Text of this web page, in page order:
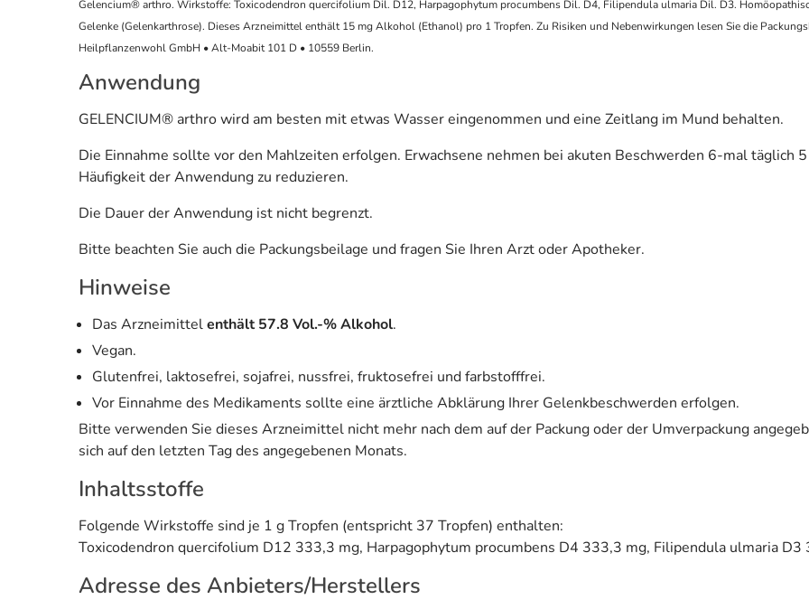
Gelencium® arthro. Wirkstoffe: Toxicodendron quercifolium Dil. D12, Harpagophytum procumbens Dil. D4, Filipendula ulmaria Dil. D3.
Gelenke (Gelenkarthrose). Dieses Arzneimittel enthält 15 mg Alkohol (Ethanol) pro 1 Tropfen. Zu Risiken und Nebenwirkungen lesen Sie die
Heilpflanzenwohl GmbH • Alt-Moabit 101 D • 10559 Berlin.
Anwendung
GELENCIUM® arthro wird am besten mit etwas Wasser eingenommen und eine Zeitlang im Mund behalten.
Die Einnahme sollte vor den Mahlzeiten erfolgen. Erwachsene nehmen bei akuten Beschwerden 6-mal täglich
Häufigkeit der Anwendung zu reduzieren.
Die Dauer der Anwendung ist nicht begrenzt.
Bitte beachten Sie auch die Packungsbeilage und fragen Sie Ihren Arzt oder Apotheker.
Hinweise
Das Arzneimittelenthält 57.8 Vol.-% Alkohol.
Vegan.
Glutenfrei, laktosefrei, sojafrei, nussfrei, fruktosefrei und farbstofffrei.
Vor Einnahme des Medikaments sollte eine ärztliche Abklärung Ihrer Gelenkbeschwerden erfolgen.
Bitte verwenden Sie dieses Arzneimittel nicht mehr nach dem auf der Packung oder der Umverpackung
sich auf den letzten Tag des angegebenen Monats.
Inhaltsstoffe
Folgende Wirkstoffe sind je 1 g Tropfen (entspricht 37 Tropfen) enthalten:
Toxicodendron quercifolium D12 333,3 mg, Harpagophytum procumbens D4 333,3 mg, Filipendula ulmaria D3
Adresse des Anbieters/Herstellers